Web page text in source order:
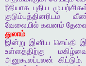
ரீதியாக புதிய
குடும்பத்தினரிடம்
வேலையில் கவனம்
துலாம்
இன்று இனிய செய்தி
உள்ளத்திற்கு
அனுகூலப்பலன்
கிட்டும்.